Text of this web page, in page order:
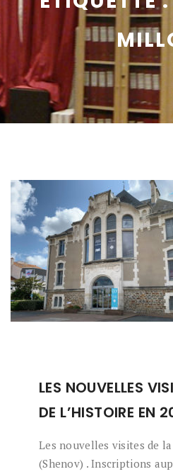
LES NOUVELLES
DE L’HISTOIRE EN
Les nouvelles visites de
(Shenov) . Inscriptions